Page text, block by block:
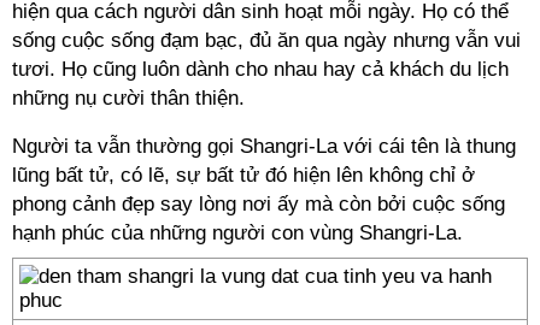
hiện qua cách người dân sinh hoạt mỗi ngày. Họ có thể
sống cuộc sống đạm bạc, đủ ăn qua ngày nhưng vẫn vui
tươi. Họ cũng luôn dành cho nhau hay cả khách du lịch
những nụ cười thân thiện.
Người ta vẫn thường gọi Shangri-La với cái tên là thung
lũng bất tử, có lẽ, sự bất tử đó hiện lên không chỉ ở
phong cảnh đẹp say lòng nơi ấy mà còn bởi cuộc sống
hạnh phúc của những người con vùng Shangri-La.